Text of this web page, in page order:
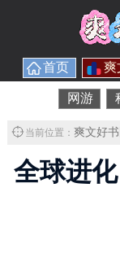
首页 爽
网游
当前位置： 爽文好书
全球进